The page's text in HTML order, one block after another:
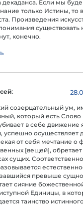
декаданса. Если мы
только Истины, то
Произведения
существовать
конечно.
:
созерцательный ум,
который есть
убивает в себе движение
успешно осуществляет
от себя мечтание о
[вещей], обретает
сущих.
превыше
сияние
Единицы, в
таинство